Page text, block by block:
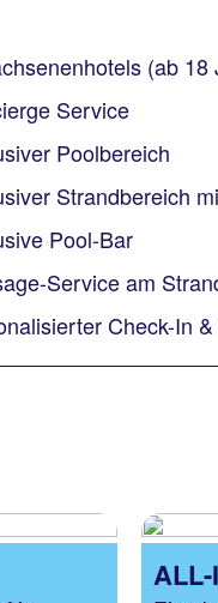
(ab 18
Service
Poolbereich
Strandbereich
Pool-Bar
Service am
Check-In